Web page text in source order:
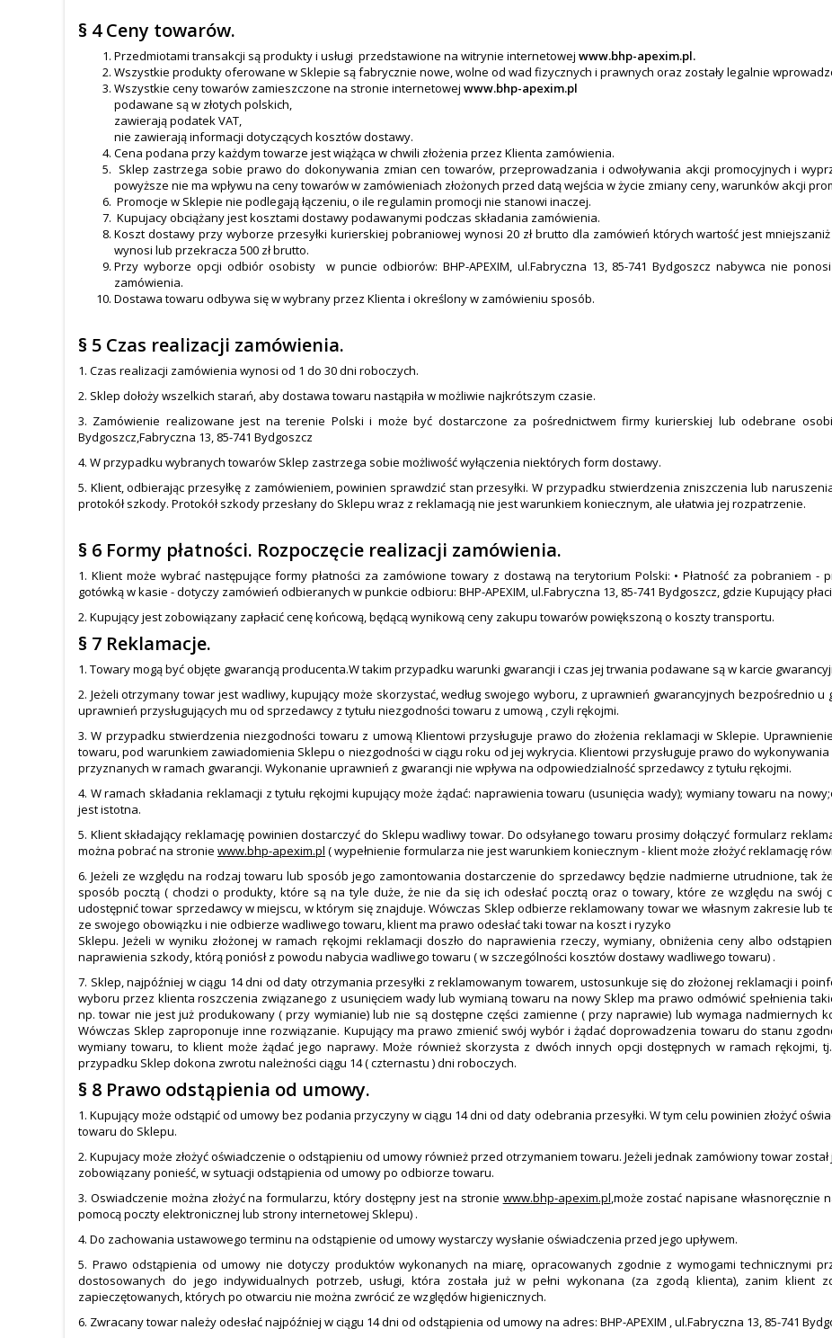
§ 4 Ceny towarów.
Przedmiotami transakcji są produkty i usługi przedstawione na witrynie internetowej www.bhp-apexim.pl.
Wszystkie produkty oferowane w Sklepie są fabrycznie nowe, wolne od wad fizycznych i prawnych oraz zostały legalnie
Wszystkie ceny towarów zamieszczone na stronie internetowej www.bhp-apexim.pl
podawane są w złotych polskich,
zawierają podatek VAT,
nie zawierają informacji dotyczących kosztów dostawy.
Cena podana przy każdym towarze jest wiążąca w chwili złożenia przez Klienta zamówienia.
Sklep zastrzega sobie prawo do dokonywania zmian cen towarów, przeprowadzania i odwoływania akcji promocyjnych i
powyższe nie ma wpływu na ceny towarów w zamówieniach złożonych przed datą wejścia w życie zmiany ceny, warunków akcji
Promocje w Sklepie nie podlegają łączeniu, o ile regulamin promocji nie stanowi inaczej.
Kupujacy obciążany jest kosztami dostawy podawanymi podczas składania zamówienia.
Koszt dostawy przy wyborze przesyłki kurierskiej pobraniowej wynosi 20 zł brutto dla zamówień których wartość jest
wynosi lub przekracza 500 zł brutto.
Przy wyborze opcji odbiór osobisty w puncie odbiorów: BHP-APEXIM, ul.Fabryczna 13, 85-741 Bydgoszcz nabywca nie
zamówienia.
Dostawa towaru odbywa się w wybrany przez Klienta i określony w zamówieniu sposób.
§ 5 Czas realizacji zamówienia.
1. Czas realizacji zamówienia wynosi od 1 do 30 dni roboczych.
2. Sklep dołoży wszelkich starań, aby dostawa towaru nastąpiła w możliwie najkrótszym czasie.
3. Zamówienie realizowane jest na terenie Polski i może być dostarczone za pośrednictwem firmy kurierskiej lub odebrane
Bydgoszcz,Fabryczna 13, 85-741 Bydgoszcz
4. W przypadku wybranych towarów Sklep zastrzega sobie możliwość wyłączenia niektórych form dostawy.
5. Klient, odbierając przesyłkę z zamówieniem, powinien sprawdzić stan przesyłki. W przypadku stwierdzenia zniszczenia lub
protokół szkody. Protokół szkody przesłany do Sklepu wraz z reklamacją nie jest warunkiem koniecznym, ale ułatwia jej rozpatrzenie.
§ 6 Formy płatności. Rozpoczęcie realizacji zamówienia.
1. Klient może wybrać następujące formy płatności za zamówione towary z dostawą na terytorium Polski: • Płatność za pobraniem -
gotówką w kasie - dotyczy zamówień odbieranych w punkcie odbioru: BHP-APEXIM, ul.Fabryczna 13, 85-741 Bydgoszcz, gdzie Kupujący
2. Kupujący jest zobowiązany zapłacić cenę końcową, będącą wynikową ceny zakupu towarów powiększoną o koszty transportu.
§ 7 Reklamacje.
1. Towary mogą być objęte gwarancją producenta.W takim przypadku warunki gwarancji i czas jej trwania podawane są w karcie
2. Jeżeli otrzymany towar jest wadliwy, kupujący może skorzystać, według swojego wyboru, z uprawnień gwarancyjnych bezpośrednio
uprawnień przysługujących mu od sprzedawcy z tytułu niezgodności towaru z umową , czyli rękojmi.
3. W przypadku stwierdzenia niezgodności towaru z umową Klientowi przysługuje prawo do złożenia reklamacji w Sklepie.
towaru, pod warunkiem zawiadomienia Sklepu o niezgodności w ciągu roku od jej wykrycia. Klientowi przysługuje prawo do
przyznanych w ramach gwarancji. Wykonanie uprawnień z gwarancji nie wpływa na odpowiedzialność sprzedawcy z tytułu rękojmi.
4. W ramach składania reklamacji z tytułu rękojmi kupujący może żądać: naprawienia towaru (usunięcia wady); wymiany towaru na
jest istotna.
5. Klient składający reklamację powinien dostarczyć do Sklepu wadliwy towar. Do odsyłanego towaru prosimy dołączyć formularz
można pobrać na stronie www.bhp-apexim.pl ( wypełnienie formularza nie jest warunkiem koniecznym - klient może złożyć reklamację
6. Jeżeli ze względu na rodzaj towaru lub sposób jego zamontowania dostarczenie do sprzedawcy będzie nadmierne utrudnione, tak
sposób pocztą ( chodzi o produkty, które są na tyle duże, że nie da się ich odesłać pocztą oraz o towary, które ze względu na swój
udostępnić towar sprzedawcy w miejscu, w którym się znajduje. Wówczas Sklep odbierze reklamowany towar we własnym zakresie lub
ze swojego obowiązku i nie odbierze wadliwego towaru, klient ma prawo odesłać taki towar na koszt i ryzyko
Sklepu. Jeżeli w wyniku złożonej w ramach rękojmi reklamacji doszło do naprawienia rzeczy, wymiany, obniżenia ceny albo
naprawienia szkody, którą poniósł z powodu nabycia wadliwego towaru ( w szczególności kosztów dostawy wadliwego towaru) .
7. Sklep, najpóźniej w ciągu 14 dni od daty otrzymania przesyłki z reklamowanym towarem, ustosunkuje się do złożonej reklamacji i
wyboru przez klienta roszczenia związanego z usunięciem wady lub wymianą towaru na nowy Sklep ma prawo odmówić spełnienia
np. towar nie jest już produkowany ( przy wymianie) lub nie są dostępne części zamienne ( przy naprawie) lub wymaga nadmiernych
Wówczas Sklep zaproponuje inne rozwiązanie. Kupujący ma prawo zmienić swój wybór i żądać doprowadzenia towaru do stanu
wymiany towaru, to klient może żądać jego naprawy. Może również skorzysta z dwóch innych opcji dostępnych w ramach rękojmi,
przypadku Sklep dokona zwrotu należności ciągu 14 ( czternastu ) dni roboczych.
§ 8 Prawo odstąpienia od umowy.
1. Kupujący może odstąpić od umowy bez podania przyczyny w ciągu 14 dni od daty odebrania przesyłki. W tym celu powinien złożyć
towaru do Sklepu.
2. Kupujacy może złożyć oświadczenie o odstąpieniu od umowy również przed otrzymaniem towaru. Jeżeli jednak zamówiony towar
zobowiązany ponieść, w sytuacji odstąpienia od umowy po odbiorze towaru.
3. Oswiadczenie można złożyć na formularzu, który dostępny jest na stronie www.bhp-apexim.pl,może zostać napisane własnoręcznie
pomocą poczty elektronicznej lub strony internetowej Sklepu) .
4. Do zachowania ustawowego terminu na odstąpienie od umowy wystarczy wysłanie oświadczenia przed jego upływem.
5. Prawo odstąpienia od umowy nie dotyczy produktów wykonanych na miarę, opracowanych zgodnie z wymogami technicznymi
dostosowanych do jego indywidualnych potrzeb, usługi, która została już w pełni wykonana (za zgodą klienta), zanim klient
zapieczętowanych, których po otwarciu nie można zwrócić ze względów higienicznych.
6. Zwracany towar należy odesłać najpóźniej w ciągu 14 dni od odstąpienia od umowy na adres: BHP-APEXIM , ul.Fabryczna 13, 85-741